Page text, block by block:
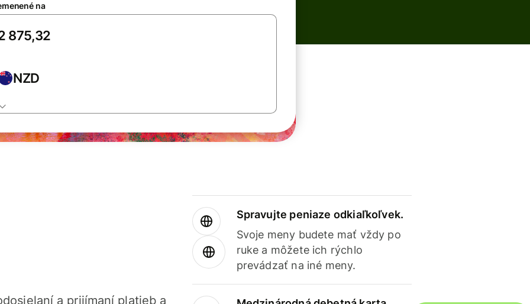
na
NZD
a prijímaní platieb a
Spravujte peniaze odkiaľkoľvek.
Svoje meny budete mať vždy po
ruke a môžete ich rýchlo
prevádzať na iné meny.